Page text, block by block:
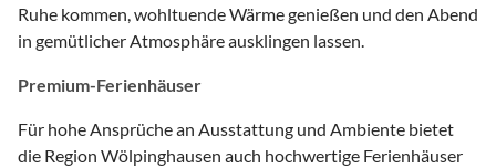
Ruhe kommen, wohltuende Wärme genießen und den Abend
in gemütlicher Atmosphäre ausklingen lassen.
Premium-Ferienhäuser
Für hohe Ansprüche an Ausstattung und Ambiente bietet
die Region Wölpinghausen auch hochwertige Ferienhäuser